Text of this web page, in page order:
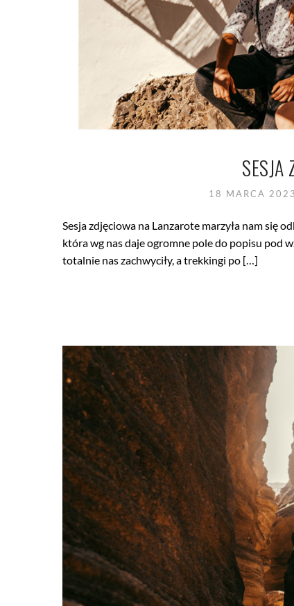
SESJA
18 MARCA 2023
Sesja zdjęciowa na Lanzarote marzyła nam się
która wg nas daje ogromne pole do popisu pod
totalnie nas zachwyciły, a trekkingi po […]